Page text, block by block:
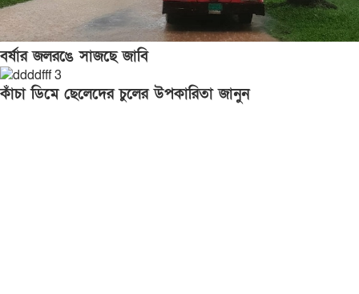
বর্ষার জলরঙে সাজছে জাবি
কাঁচা ডিমে ছেলেদের চুলের উপকারিতা জানুন